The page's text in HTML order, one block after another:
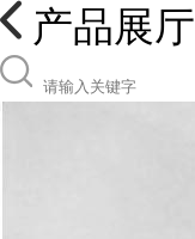
产品展厅